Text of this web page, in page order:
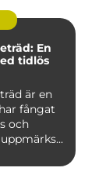
En
tidlös
är en
fångat
och